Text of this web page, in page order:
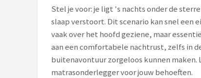
Slaapzakken
Slaapmatten
Stel je voor: je ligt 's nachts onder de
slaap verstoort. Dit scenario kan snel een
vaak over het hoofd geziene, maar
aan een comfortabele nachtrust, zelfs in
buitenavontuur zorgeloos kunnen
matrasonderlegger voor jouw behoeften.